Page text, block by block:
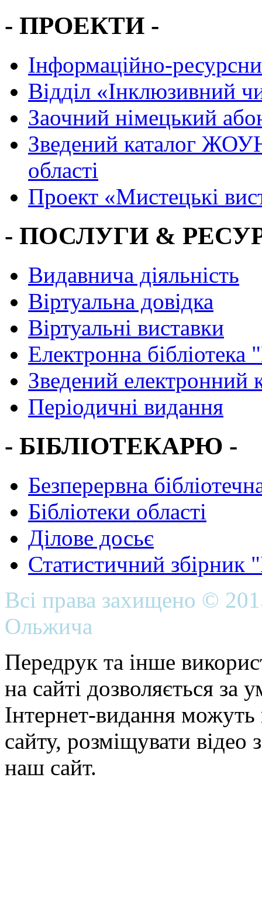
- ПРОЕКТИ -
Інформаційно-
Вiддiл «Інклюзивний
Заочний німецький
Зведений каталог
області
Проект «Мистецькі
- ПОСЛУГИ &
Видавнича діяльність
Віртуальна довідка
Віртуальні виставки
Електронна
Зведений електронний
Періодичні видання
- БІБЛІОТЕКАРЮ -
Безперервна
Бібліотеки області
Ділове досьє
Статистичний
Всі права захищено ©
Ольжича
Передрук та інше
на сайті дозволяється
Інтернет-видання можуть
сайту, розміщувати відео
наш сайт.